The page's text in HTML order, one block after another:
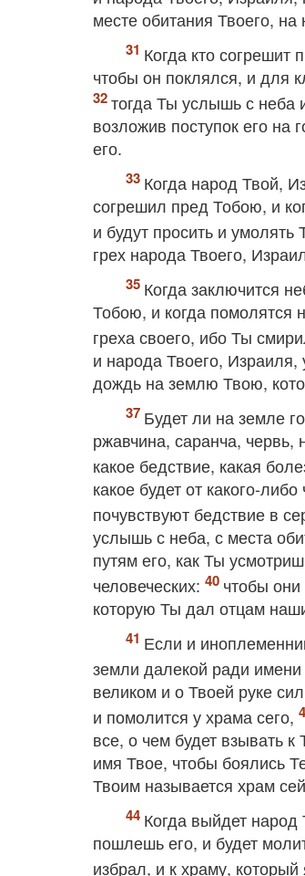
месте обитания Твоего,
Когда кто согрешит
чтобы он поклялся, и для
тогда Ты услышь с неба
возложив поступок его на
его.
Когда народ Твой,
согрешил пред Тобою, и
и будут просить и
грех народа Твоего,
Когда заключится
Тобою, и когда помолятся
греха своего, ибо Ты
и народа Твоего,
дождь на землю Твою,
Будет ли на земле
ржавчина, саранча, червь,
какое бедствие, какая
какое будет от
почувствуют бедствие в
услышь с неба, с места
путям его, как Ты
человеческих:
чтобы
которую Ты дал отцам
Если и
земли далекой ради
великом и о Твоей руке
и помолится у храма сего,
все, о чем будет взывать
имя Твое, чтобы боялись
Твоим называется храм
Когда выйдет народ
пошлешь его, и будет
избрал, и к храму,